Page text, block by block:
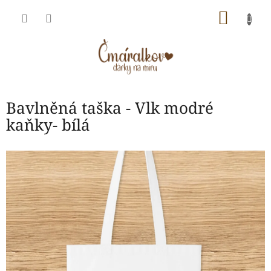
Bavlněná taška - Vlk modré
kaňky- bílá